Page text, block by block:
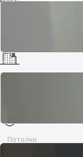
Потолки